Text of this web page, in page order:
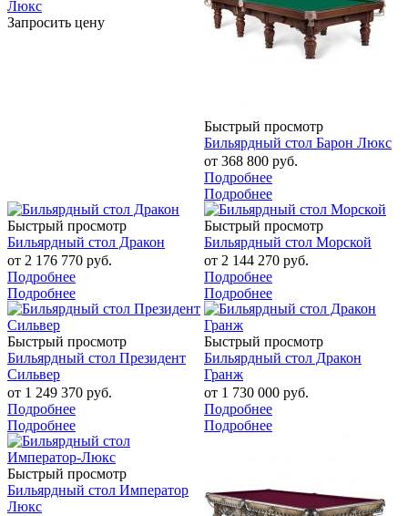
Люкс
Запросить цену
Быстрый просмотр
Бильярдный стол Барон Люкс
от 368 800 руб.
Подробнее
Подробнее
Быстрый просмотр
Бильярдный стол Дракон
от 2 176 770 руб.
Подробнее
Подробнее
Быстрый просмотр
Бильярдный стол Морской
от 2 144 270 руб.
Подробнее
Подробнее
Быстрый просмотр
Бильярдный стол Президент
Сильвер
от 1 249 370 руб.
Подробнее
Подробнее
Быстрый просмотр
Бильярдный стол Дракон
Гранж
от 1 730 000 руб.
Подробнее
Подробнее
Быстрый просмотр
Бильярдный стол Император
Люкс